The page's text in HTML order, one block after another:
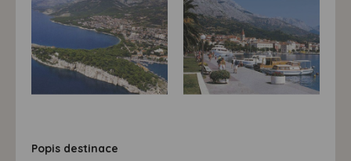
Popis destinace
zájmech. Na základě těchto informací není zpravidla
možná bezprostřední identifikace uživatele. Bez vyjádření
souhlasu, nedojde k zobrazování obsahu a reklam
přizpůsobených Vašim zájmům.